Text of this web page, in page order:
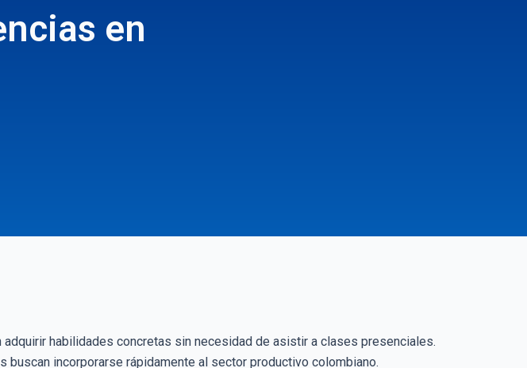
en
adquirir habilidades concretas sin necesidad de asistir a clases presenciales.
buscan incorporarse rápidamente al sector productivo colombiano.